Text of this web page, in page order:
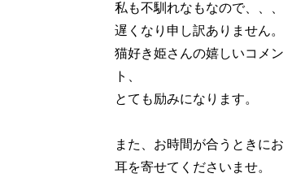
私も不馴れなもなので、、、
遅くなり申し訳ありません。
猫好き姫さんの嬉しいコメン
ト、
とても励みになります。
また、お時間が合うときにお
耳を寄せてくださいませ。